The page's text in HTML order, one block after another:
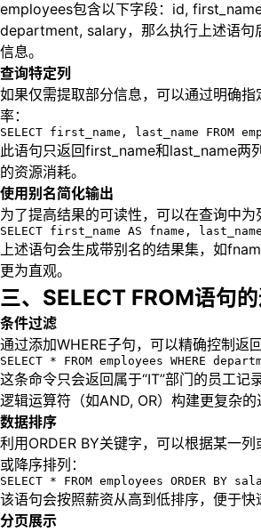
employees包含以下字段：id,
department, salary，那么执行上述语句
信息。
查询特定列
如果仅需提取部分信息，可以通过明确
率：
SELECT first_name, last_name FROM
此语句只返回first_name和last_name两
的资源消耗。
使用别名简化输出
为了提高结果的可读性，可以在查询中为
SELECT first_name AS fname,
上述语句会生成带别名的结果集，如
更为直观。
三、SELECT FROM语句
条件过滤
通过添加WHERE子句，可以精确控制返
SELECT * FROM employees WHERE
这条命令只会返回属于“IT”部门的员工记
逻辑运算符（如AND, OR）构建更复杂的
数据排序
利用ORDER BY关键字，可以根据某一
或降序排列：
SELECT * FROM employees ORDER BY
该语句会按照薪资从高到低排序，便于快
分页展示